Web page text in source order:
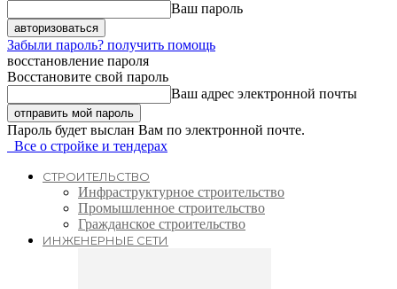
Ваш пароль
Забыли пароль? получить помощь
восстановление пароля
Восстановите свой пароль
Ваш адрес электронной почты
Пароль будет выслан Вам по электронной почте.
Все о стройке и тендерах
СТРОИТЕЛЬСТВО
Инфраструктурное строительство
Промышленное строительство
Гражданское строительство
ИНЖЕНЕРНЫЕ СЕТИ